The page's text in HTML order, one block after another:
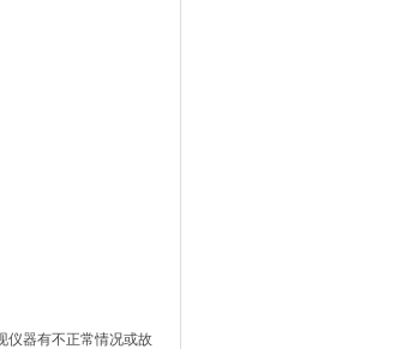
仪器有不正常情况或故